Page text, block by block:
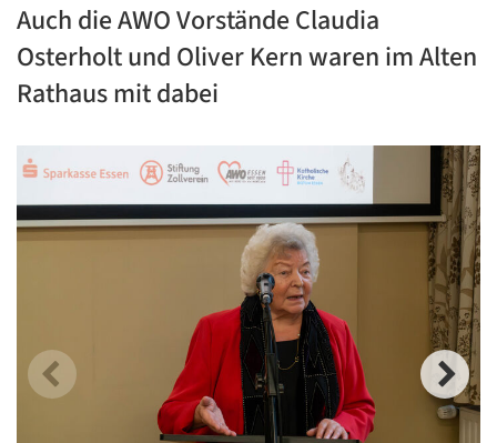
Auch die AWO Vorstände Claudia
Osterholt und Oliver Kern waren im Alten
Rathaus mit dabei